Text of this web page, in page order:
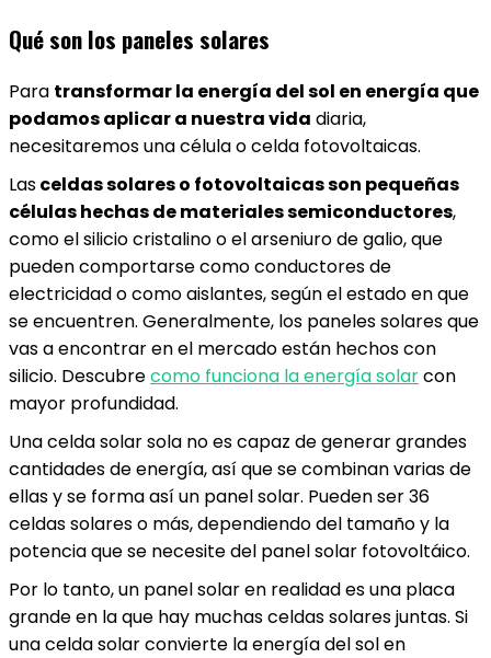
Qué son los paneles solares
Para transformar la energía del sol en energía que
podamos aplicar a nuestra vida diaria,
necesitaremos una célula o celda fotovoltaicas.
Lasceldas solares o fotovoltaicas son pequeñas
células hechas de materiales semiconductores,
como el silicio cristalino o el arseniuro de galio, que
pueden comportarse como conductores de
electricidad o como aislantes, según el estado en que
se encuentren. Generalmente, los paneles solares que
vas a encontrar en el mercado están hechos con
silicio. Descubrecomo funciona la energía solarcon
mayor profundidad.
Una celda solar sola no es capaz de generar grandes
cantidades de energía, así que se combinan varias de
ellas y se forma así un panel solar. Pueden ser 36
celdas solares o más, dependiendo del tamaño y la
potencia que se necesite del panel solar fotovoltáico.
Por lo tanto, un panel solar en realidad es una placa
grande en la que hay muchas celdas solares juntas. Si
una celda solar convierte la energía del sol en